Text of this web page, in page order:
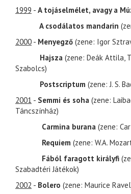
1999 - A tojáselmélet, avagy a
A csodálatos mandarin
2000 - Menyegző (zene: Igor
Hajsza (zene: Deák Attila,
Szabolcs)
Postscriptum (zene: J. S.
2001 - Semmi és soha (zene:
Táncszínház)
Carmina burana (zene:
Requiem (zene: W.A.
Fából faragott királyfi
Szabadtéri Játékok)
2002 - Bolero (zene: Maurice